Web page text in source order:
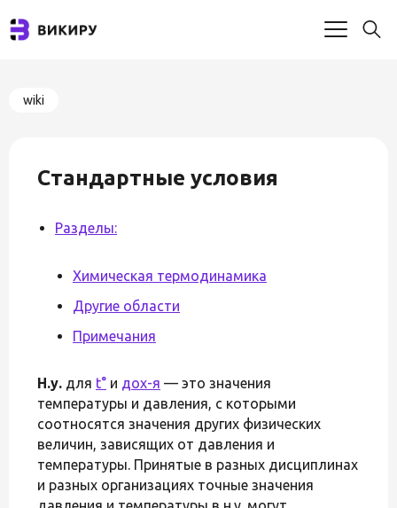
wiki
Стандартные условия
Разделы:
Химическая термодинамика
Другие области
Примечания
Н.у. для t° и дох-я — это значения
температуры и давления, с которыми
соотносятся значения других физических
величин, зависящих от давления и
температуры. Принятые в разных дисциплинах
и разных организациях точные значения